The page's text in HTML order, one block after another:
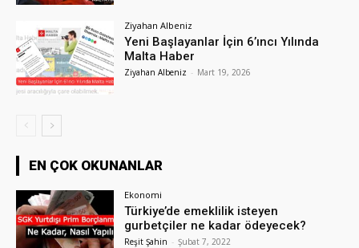
Ziyahan Albeniz
Yeni Başlayanlar İçin 6’ıncı Yılında
Malta Haber
Ziyahan Albeniz - Mart 19, 2026
EN ÇOK OKUNANLAR
Ekonomi
Türkiye’de emeklilik isteyen
gurbetçiler ne kadar ödeyecek?
Reşit Şahin - Şubat 7, 2022